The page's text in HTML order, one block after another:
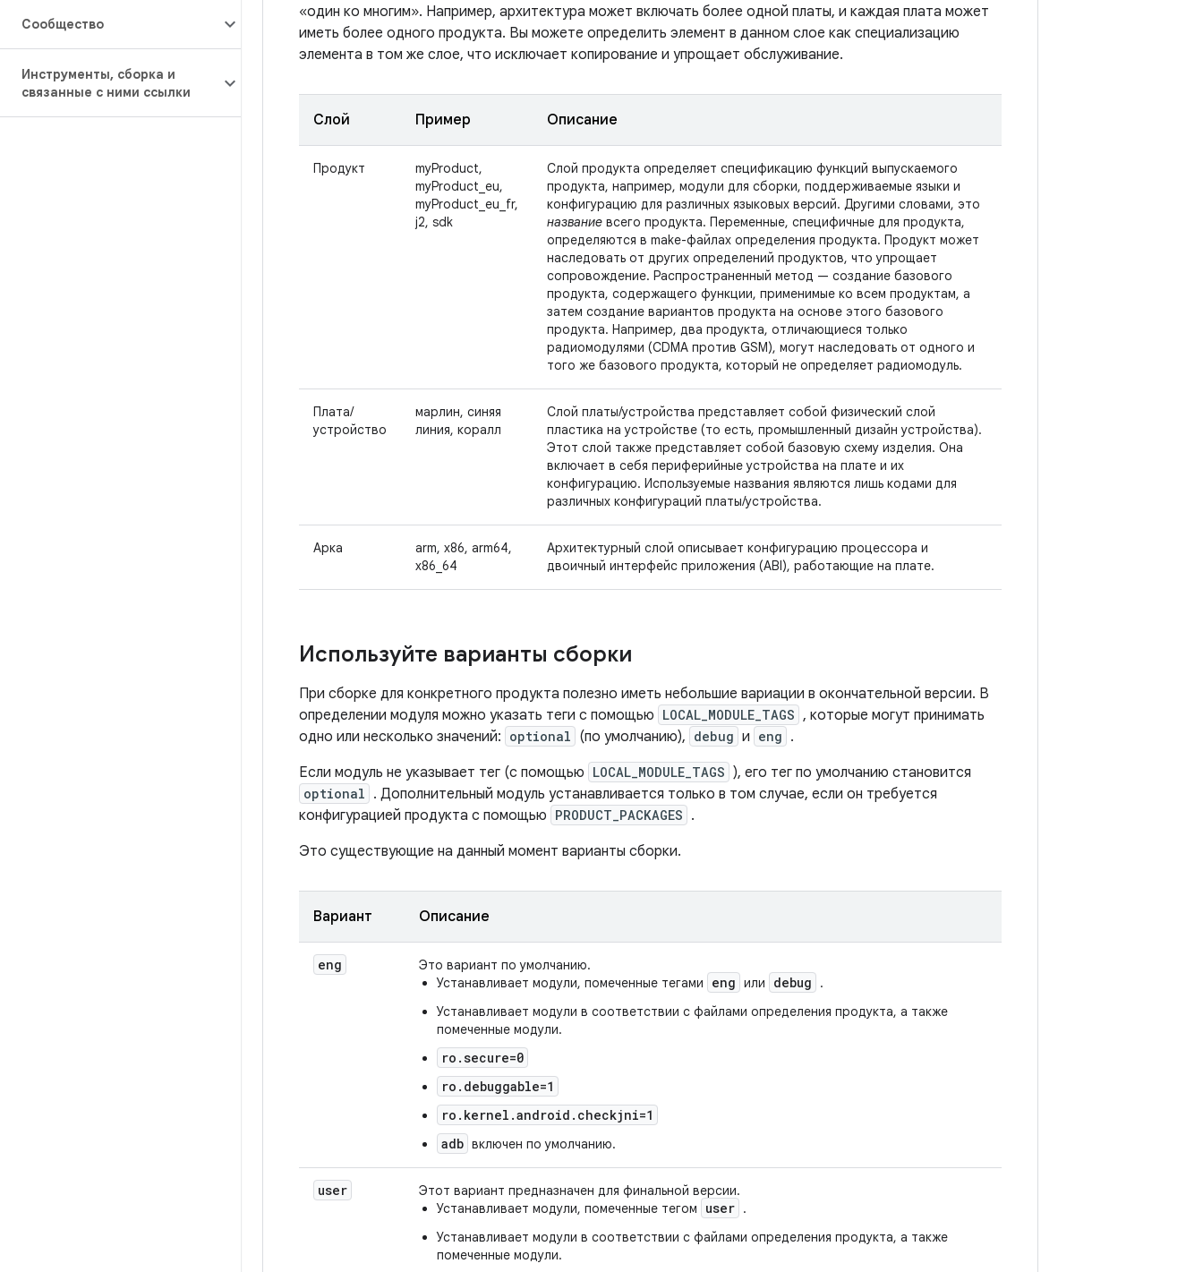
Сообщество
Инструменты, сборка и
связанные с ними ссылки
«один ко многим». Например, архитектура может включать более одной платы, и каждая плата может
иметь более одного продукта. Вы можете определить элемент в данном слое как специализацию
элемента в том же слое, что исключает копирование и упрощает обслуживание.
Слой Пример Описание
Продукт
myProduct,
myProduct_eu,
myProduct_eu_fr,
j2, sdk
Слой продукта определяет спецификацию функций выпускаемого
продукта, например, модули для сборки, поддерживаемые языки и
конфигурацию для различных языковых версий. Другими словами, это
название всего продукта. Переменные, специфичные для продукта,
определяются в make-файлах определения продукта. Продукт может
наследовать от других определений продуктов, что упрощает
сопровождение. Распространенный метод — создание базового
продукта, содержащего функции, применимые ко всем продуктам, а
затем создание вариантов продукта на основе этого базового
продукта. Например, два продукта, отличающиеся только
радиомодулями (CDMA против GSM), могут наследовать от одного и
того же базового продукта, который не определяет радиомодуль.
Плата/
устройство
марлин, синяя
линия, коралл
Слой платы/устройства представляет собой физический слой
пластика на устройстве (то есть, промышленный дизайн устройства).
Этот слой также представляет собой базовую схему изделия. Она
включает в себя периферийные устройства на плате и их
конфигурацию. Используемые названия являются лишь кодами для
различных конфигураций платы/устройства.
Арка
arm, x86, arm64,
x86_64
Архитектурный слой описывает конфигурацию процессора и
двоичный интерфейс приложения (ABI), работающие на плате.
Используйте варианты сборки
При сборке для конкретного продукта полезно иметь небольшие вариации в окончательной версии. В
определении модуля можно указать теги с помощью LOCAL_MODULE_TAGS , которые могут принимать
одно или несколько значений: optional (по умолчанию), debug и eng .
Если модуль не указывает тег (с помощью LOCAL_MODULE_TAGS ), его тег по умолчанию становится
optional . Дополнительный модуль устанавливается только в том случае, если он требуется
конфигурацией продукта с помощью PRODUCT_PACKAGES .
Это существующие на данный момент варианты сборки.
Вариант Описание
eng
Это вариант по умолчанию.
Устанавливает модули, помеченные тегами
eng или debug
.
Устанавливает модули в соответствии с файлами определения продукта, а также
помеченные модули.
ro.secure=0
ro.debuggable=1
ro.kernel.android.checkjni=1
adb включен по умолчанию.
user
Этот вариант предназначен для финальной версии.
Устанавливает модули, помеченные тегом
user .
Устанавливает модули в соответствии с файлами определения продукта, а также
помеченные модули.